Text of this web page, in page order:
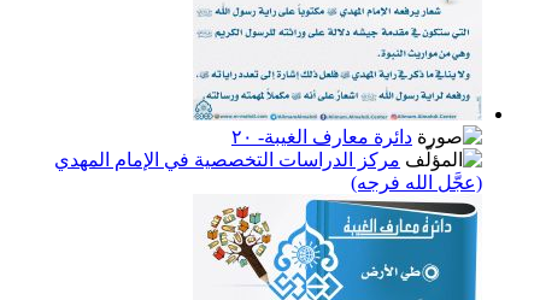
دائرة معارف الغيبة- ٢٠
مركز الدراسات التخصصية في الإمام المهدي
(عجَّل الله فرجه)